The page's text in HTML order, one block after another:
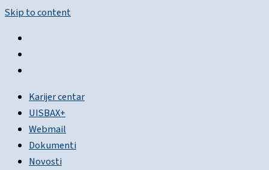
Skip to content
Karijer centar
UISBAX+
Webmail
Dokumenti
Novosti